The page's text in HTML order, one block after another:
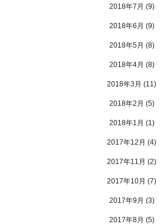
2018年7月 (9)
2018年6月 (9)
2018年5月 (8)
2018年4月 (8)
2018年3月 (11)
2018年2月 (5)
2018年1月 (1)
2017年12月 (4)
2017年11月 (2)
2017年10月 (7)
2017年9月 (3)
2017年8月 (5)